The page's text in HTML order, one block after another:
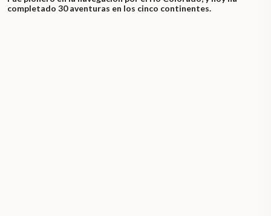
completado 30 aventuras en los cinco continentes.